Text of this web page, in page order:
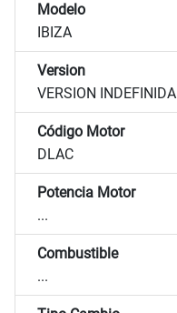
Modelo
IBIZA
Version
VERSION INDEFINIDA
Código Motor
DLAC
Potencia Motor
...
Combustible
...